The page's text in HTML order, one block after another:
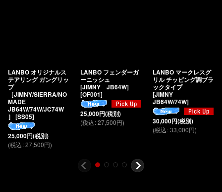
LANBO オリジナルス
テアリング ガングリッ
プ
［JIMNY/SIERRA/NO
MADE
JB64W/74W/JC74W
］ [SS05]
25,000円(税別)
(税込:27,500円)
LANBO フェンダーガ
ーニッシュ
[JIMNY JB64W]
[OF001]
25,000円(税別)
(税込:27,500円)
LANBO マークレスグ
リル チッピング調ブラ
ックタイプ
[JIMNY
JB64W/74W]
30,000円(税別)
(税込:33,000円)